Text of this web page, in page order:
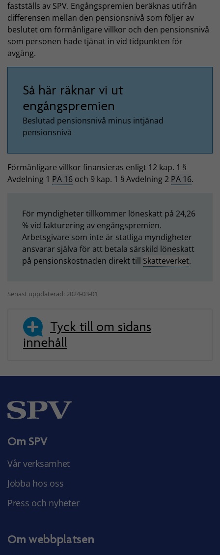
fastställs av SPV. Engångspremien beräknas utifrån
differensen mellan den pensionsnivå som följer av
beslutet om förmånligare villkor och den pensionsnivå
som personen hade tjänat in vid tidpunkten för
avgång.
Så här räknar vi ut
engångspremien
Beslutad pensionsnivå minus intjänad
pensionsnivå
Förmånligare villkor finansieras enligt 12 kap. 1 §
Avdelning 1 PA 16 och 9 kap. 1 § Avdelning 2 PA 16.
För myndigheter tillkommer löneskatt på 24,26
% vid fakturering av engångspremien.
Arbetsgivare som inte är statliga myndigheter
ansvarar själva för att betala särskild löneskatt
på pensionskostnaden direkt till Skatteverket.
Senast uppdaterad: 2024-03-01
Tyck till om sidans
innehåll
Om SPV
Vår verksamhet
Jobba hos oss
Press och nyheter
Om webbplatsen